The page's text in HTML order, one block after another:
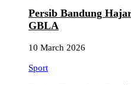
Persib Bandung
GBLA
10 March 2026
Sport